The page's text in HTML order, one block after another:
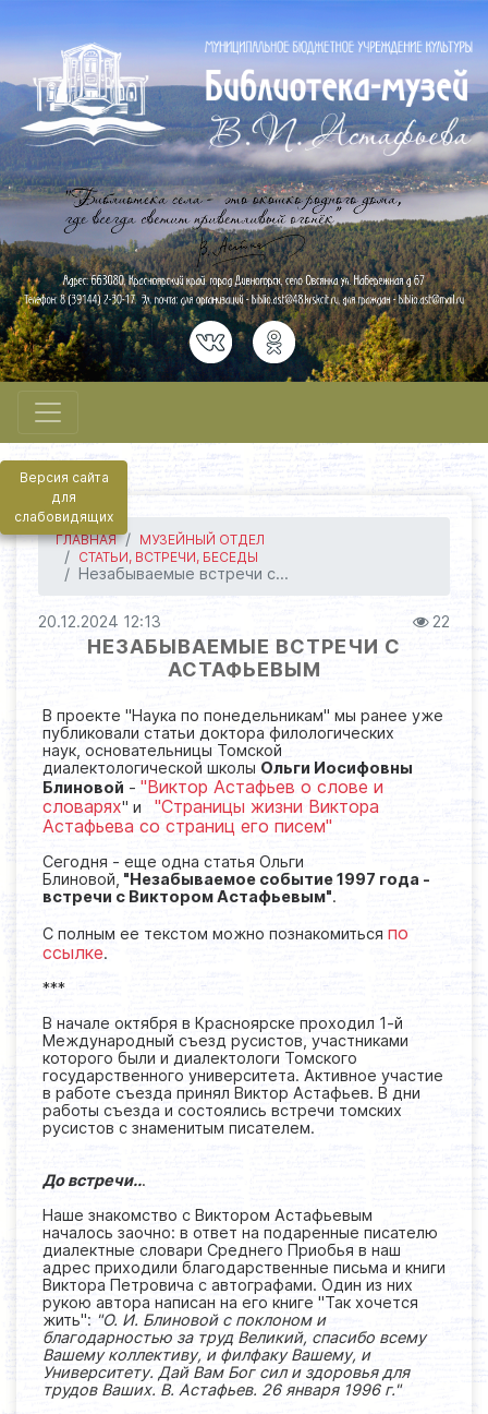
Версия сайта
для
слабовидящих
ГЛАВНАЯ
МУЗЕЙНЫЙ ОТДЕЛ
СТАТЬИ, ВСТРЕЧИ, БЕСЕДЫ
Незабываемые встречи с...
20.12.2024 12:13 22
НЕЗАБЫВАЕМЫЕ ВСТРЕЧИ С
АСТАФЬЕВЫМ
В проекте "Наука по понедельникам" мы ранее уже
публиковали статьи доктора филологических
наук, основательницы Томской
диалектологической школы Ольги Иосифовны
Блиновой - "Виктор Астафьев о слове и
словарях" и "Страницы жизни Виктора
Астафьева со страниц его писем"
Сегодня - еще одна статья Ольги
Блиновой, "Незабываемое событие 1997 года -
встречи с Виктором Астафьевым".
С полным ее текстом можно познакомиться по
ссылке.
***
В начале октября в Красноярске проходил 1-й
Международный съезд русистов, участниками
которого были и диалектологи Томского
государственного университета. Активное участие
в работе съезда принял Виктор Астафьев. В дни
работы съезда и состоялись встречи томских
русистов с знаменитым писателем.
До встречи...
Наше знакомство с Виктором Астафьевым
началось заочно: в ответ на подаренные писателю
диалектные словари Среднего Приобья в наш
адрес приходили благодарственные письма и книги
Виктора Петровича с автографами. Один из них
рукою автора написан на его книге "Так хочется
жить": "О. И. Блиновой с поклоном и
благодарностью за труд Великий, спасибо всему
Вашему коллективу, и филфаку Вашему, и
Университету. Дай Вам Бог сил и здоровья для
трудов Ваших. В. Астафьев. 26 января 1996 г."